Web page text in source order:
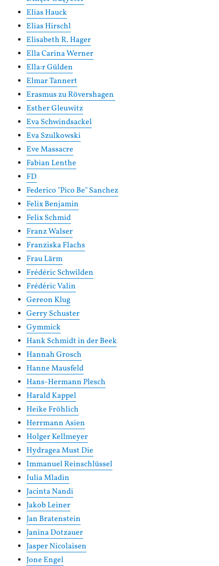
Elias Hauck
Elias Hirschl
Elisabeth R. Hager
Ella Carina Werner
Ella:r Gülden
Elmar Tannert
Erasmus zu Rövershagen
Esther Gleuwitz
Eva Schwindsackel
Eva Szulkowski
Eve Massacre
Fabian Lenthe
FD
Federico "Pico Be" Sanchez
Felix Benjamin
Felix Schmid
Franz Walser
Franziska Flachs
Frau Lärm
Frédéric Schwilden
Frédéric Valin
Gereon Klug
Gerry Schuster
Gymmick
Hank Schmidt in der Beek
Hannah Grosch
Hanne Mausfeld
Hans-Hermann Plesch
Harald Kappel
Heike Fröhlich
Herrmann Asien
Holger Kellmeyer
Hydragea Must Die
Immanuel Reinschlüssel
Iulia Mladin
Jacinta Nandi
Jakob Leiner
Jan Bratenstein
Janina Dotzauer
Jasper Nicolaisen
Jone Engel